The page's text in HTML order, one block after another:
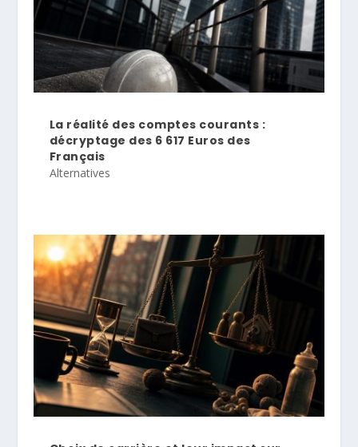
La réalité des comptes courants :
décryptage des 6 617 Euros des
Français
Alternatives